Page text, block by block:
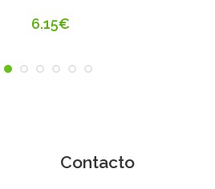
6.15€
Contacto